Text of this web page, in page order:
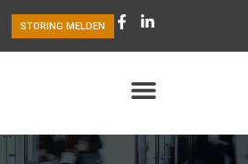
STORING MELDEN